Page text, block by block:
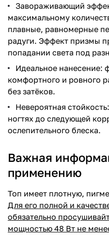
Завораживающий
максимальному
плавные, равномерные
радуги. Эффект призмы
попадании света под
Идеальное нанесение:
комфортного и ровного
без затёков.
Невероятная
ногтях до следующей
ослепительного блеска.
Важная
применению
Топ имеет плотную,
Для его полной и
обязательно
мощностью 48 Вт не